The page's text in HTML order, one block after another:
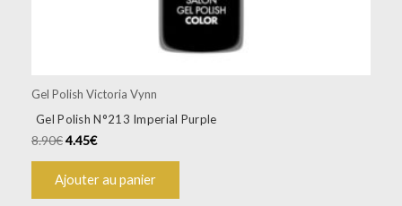
Gel Polish Victoria Vynn
Gel Polish N°213 Imperial Purple
8.90€4.45€
Ajouter au panier